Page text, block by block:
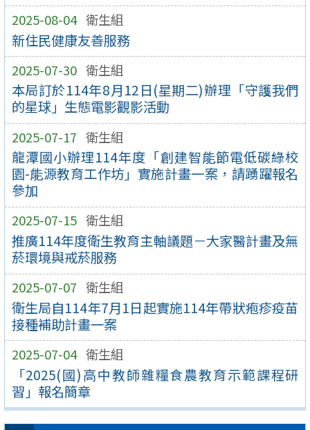
2025-08-04 衛生組
新住民健康友善服務
2025-07-30 衛生組
本局訂於114年8月12日(星期二)辦理「守護我們
的星球」生態電影觀影活動
2025-07-17 衛生組
龍潭國小辦理114年度「創建智能節電低碳綠校
園-能源教育工作坊」實施計畫一案，請踴躍報名
參加
2025-07-15 衛生組
推廣114年度衛生教育主軸議題－大家醫計畫及無
菸環境與戒菸服務
2025-07-07 衛生組
衛生局自114年7月1日起實施114年帶狀疱疹疫苗
接種補助計畫一案
2025-07-04 衛生組
「2025(國)高中教師雜糧食農教育示範課程研
習」報名簡章